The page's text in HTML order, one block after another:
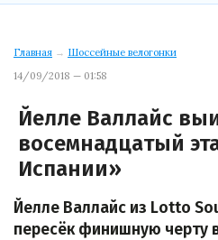
Главная → Шоссейные велогонки
14/09/2018 — 01:58
Йелле Валлайс
восемнадцатый
Испании»
Йелле Валлайс из Lotto
пересёк финишную черту